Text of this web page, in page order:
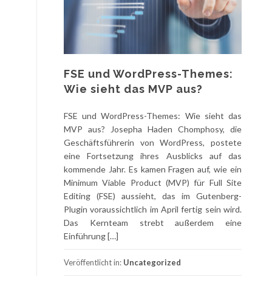
FSE und WordPress-Themes:
Wie sieht das MVP aus?
FSE und WordPress-Themes: Wie sieht das
MVP aus? Josepha Haden Chomphosy, die
Geschäftsführerin von WordPress, postete
eine Fortsetzung ihres Ausblicks auf das
kommende Jahr. Es kamen Fragen auf, wie ein
Minimum Viable Product (MVP) für Full Site
Editing (FSE) aussieht, das im Gutenberg-
Plugin voraussichtlich im April fertig sein wird.
Das Kernteam strebt außerdem eine
Einführung […]
Veröffentlicht in: Uncategorized